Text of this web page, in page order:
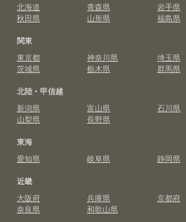
北海道
青森県 岩手県
秋田県
山形県
福島県
関東
東京都
神奈川県 埼玉県
茨城県
栃木県
群馬県
北陸・甲信越
新潟県
富山県 石川県
山梨県
長野県
東海
愛知県
岐阜県 静岡県
近畿
大阪府
兵庫県 京都府
奈良県
和歌山県